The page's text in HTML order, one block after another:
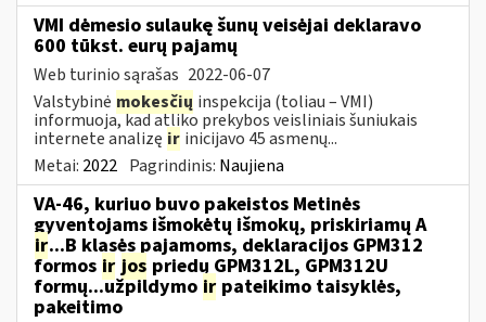
VMI dėmesio sulaukę šunų veisėjai deklaravo
600 tūkst. eurų pajamų
Web turinio sąrašas 2022-06-07
Valstybinė mokesčių inspekcija (toliau – VMI)
informuoja, kad atliko prekybos veisliniais šuniukais
internete analizę ir inicijavo 45 asmenų...
Metai: 2022 Pagrindinis: Naujiena
VA-46, kuriuo buvo pakeistos Metinės
gyventojams išmokėtų išmokų, priskiriamų A
ir...B klasės pajamoms, deklaracijos GPM312
formos ir jos priedų GPM312L, GPM312U
formų...užpildymo ir pateikimo taisyklės,
pakeitimo